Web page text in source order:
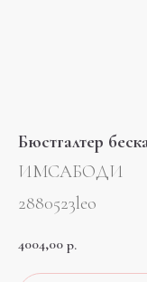
Бюстгалтер
ИМСАБОДИ
2880523leo
4004,00 р.